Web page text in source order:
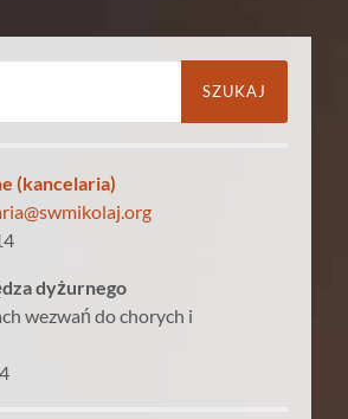
(kancelaria)
dyżurnego
wezwań do chorych i